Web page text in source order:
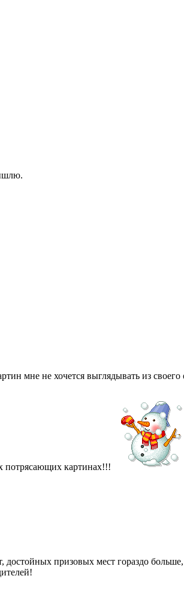
мне не хочется выглядывать из
потрясающих картинах!!!
достойных призовых мест гораздо